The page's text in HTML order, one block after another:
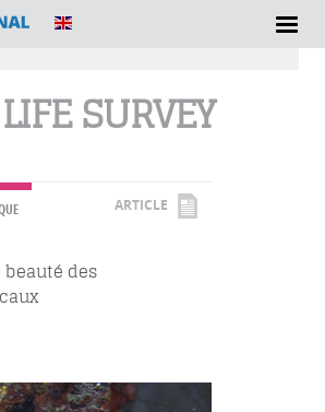
SURVEY
ARTICLE
beauté des